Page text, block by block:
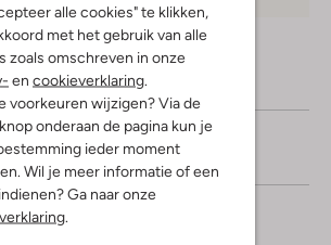
alle cookies" te klikken,
met het gebruik van alle
zoals omschreven in onze
en cookieverklaring.
voorkeuren wijzigen? Via de
onderaan de pagina kun je
ieder moment
Wil je meer informatie of een
Ga naar onze
.